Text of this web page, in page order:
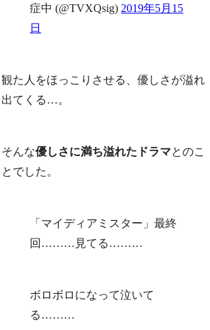
症中 (@TVXQsig)2019年5月15
日
観た人をほっこりさせる、優しさが溢れ
出てくる…。
そんな優しさに満ち溢れたドラマとのこ
とでした。
「マイディアミスター」最終
回………見てる………
ボロボロになって泣いて
る………